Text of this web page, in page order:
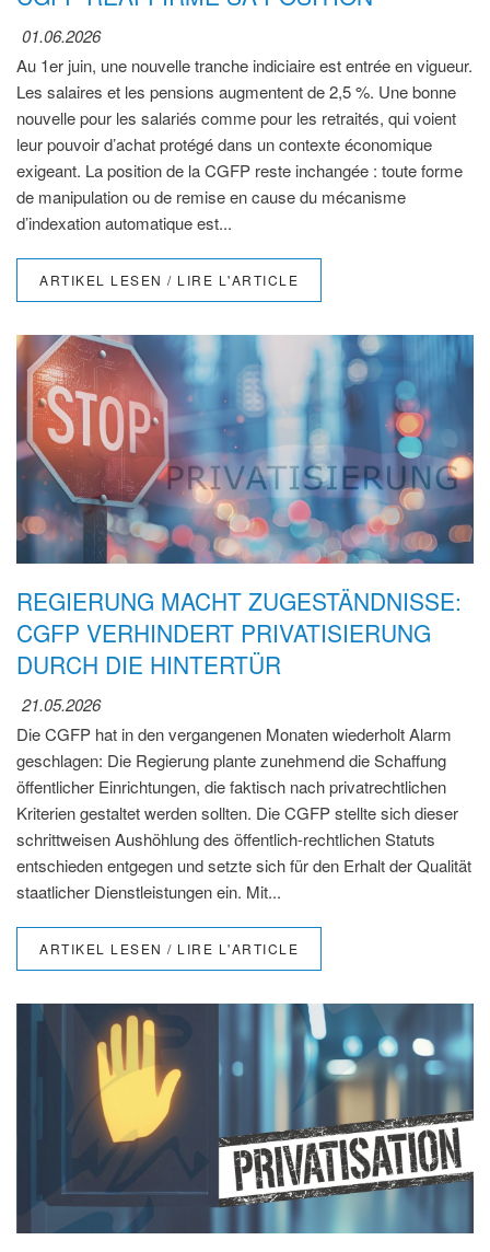
01.06.2026
Au 1er juin, une nouvelle tranche indiciaire est entrée en vigueur.
Les salaires et les pensions augmentent de 2,5 %. Une bonne
nouvelle pour les salariés comme pour les retraités, qui voient
leur pouvoir d’achat protégé dans un contexte économique
exigeant. La position de la CGFP reste inchangée : toute forme
de manipulation ou de remise en cause du mécanisme
d’indexation automatique est...
ARTIKEL LESEN / LIRE L'ARTICLE
REGIERUNG MACHT ZUGESTÄNDNISSE:
CGFP VERHINDERT PRIVATISIERUNG
DURCH DIE HINTERTÜR
21.05.2026
Die CGFP hat in den vergangenen Monaten wiederholt Alarm
geschlagen: Die Regierung plante zunehmend die Schaffung
öffentlicher Einrichtungen, die faktisch nach privatrechtlichen
Kriterien gestaltet werden sollten. Die CGFP stellte sich dieser
schrittweisen Aushöhlung des öffentlich-rechtlichen Statuts
entschieden entgegen und setzte sich für den Erhalt der Qualität
staatlicher Dienstleistungen ein. Mit...
ARTIKEL LESEN / LIRE L'ARTICLE